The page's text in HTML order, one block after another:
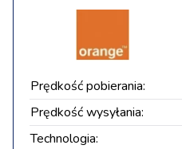
Prędkość pobierania:
Prędkość wysyłania:
Technologia: